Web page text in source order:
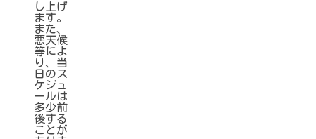
し上げ
ます。
また、
悪天候
等によ
り、当
日のス
ケジュ
ールは
多少前
後する
ことが